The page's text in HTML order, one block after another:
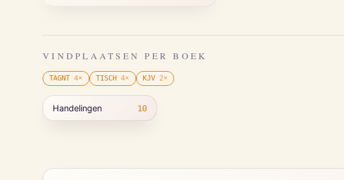
VINDPLAATSEN PER BOEK
TAGNT 4× TISCH 4× KJV 2×
Handelingen 10